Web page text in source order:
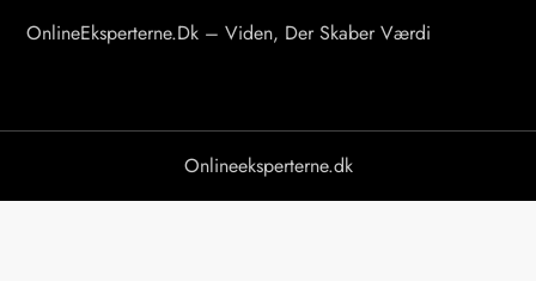
i
OnlineEksperterne.dk – Viden, Der Skaber Værdi
Onlineeksperterne.dk